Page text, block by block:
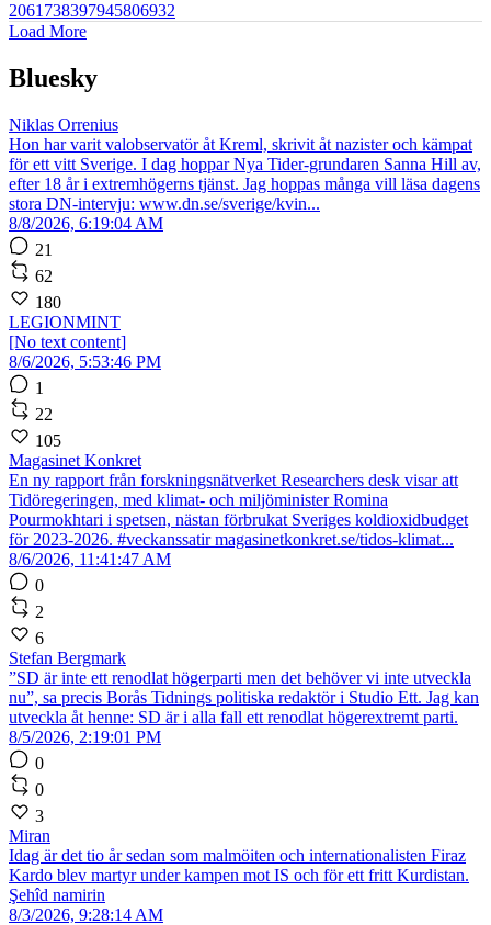
2061738397945806932
Load More
Bluesky
Niklas Orrenius
Hon har varit valobservatör åt Kreml, skrivit åt nazister och kämpat
för ett vitt Sverige. I dag hoppar Nya Tider-grundaren Sanna Hill av,
efter 18 år i extremhögerns tjänst. Jag hoppas många vill läsa dagens
stora DN-intervju: www.dn.se/sverige/kvin...
8/8/2026, 6:19:04 AM
21
62
180
LEGIONMINT
[No text content]
8/6/2026, 5:53:46 PM
1
22
105
Magasinet Konkret
En ny rapport från forskningsnätverket Researchers desk visar att
Tidöregeringen, med klimat- och miljöminister Romina
Pourmokhtari i spetsen, nästan förbrukat Sveriges koldioxidbudget
för 2023-2026. #veckanssatir magasinetkonkret.se/tidos-klimat...
8/6/2026, 11:41:47 AM
0
2
6
Stefan Bergmark
”SD är inte ett renodlat högerparti men det behöver vi inte utveckla
nu”, sa precis Borås Tidnings politiska redaktör i Studio Ett. Jag kan
utveckla åt henne: SD är i alla fall ett renodlat högerextremt parti.
8/5/2026, 2:19:01 PM
0
0
3
Miran
Idag är det tio år sedan som malmöiten och internationalisten Firaz
Kardo blev martyr under kampen mot IS och för ett fritt Kurdistan.
Şehîd namirin
8/3/2026, 9:28:14 AM